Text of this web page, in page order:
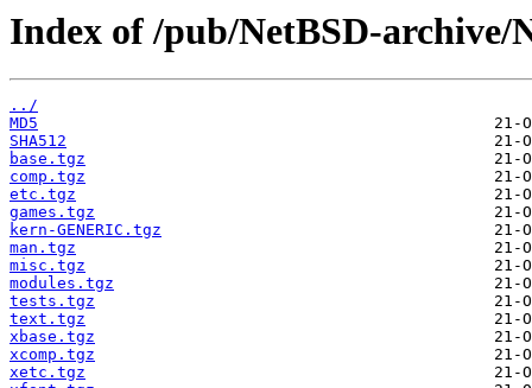
Index of /pub/NetBSD-archive/
../
MD5
SHA512
base.tgz
comp.tgz
etc.tgz
games.tgz
kern-GENERIC.tgz
man.tgz
misc.tgz
modules.tgz
tests.tgz
text.tgz
xbase.tgz
xcomp.tgz
xetc.tgz